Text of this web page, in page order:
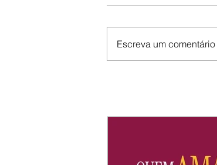
Escreva um comentário